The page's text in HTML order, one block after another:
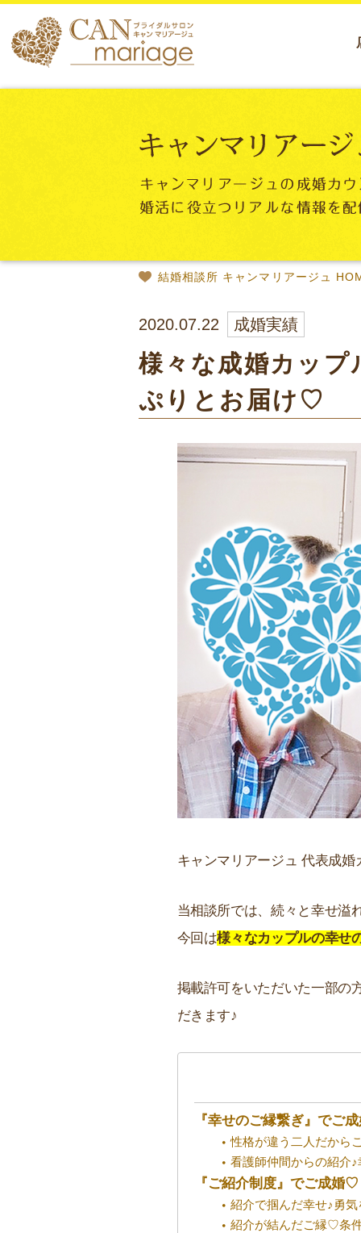
結婚相談所 キャンマリアージュ
2020.07.22 成婚実績
様々な成婚カッ
ぷりとお届け♡
キャンマリアージュ 代表成
当相談所では、続々と幸せ溢
今回は様々なカップルの幸せ
掲載許可をいただいた一部の
だきます♪
『幸せのご縁繋ぎ』でご
性格が違う二人だから
看護師仲間からの紹介
『ご紹介制度』でご成婚♡
紹介で掴んだ幸せ♪勇
紹介が結んだご縁♡条